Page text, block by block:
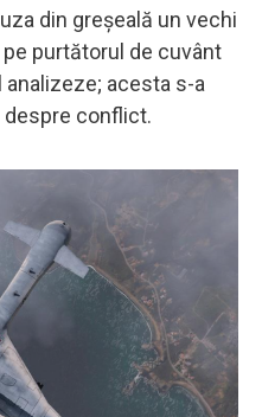
din greşeală un vechi
purtătorul de cuvânt
acesta s-a
despre conflict.